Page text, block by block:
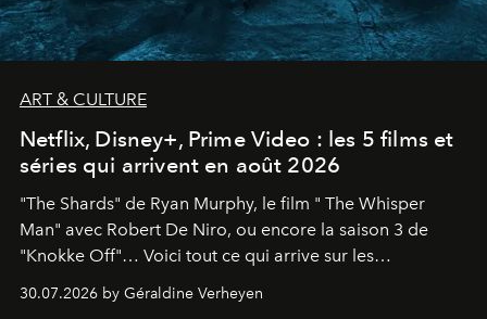
ART & CULTURE
Netflix, Disney+, Prime Video : les 5 films et
séries qui arrivent en août 2026
"The Shards" de Ryan Murphy, le film " The Whisper
Man" avec Robert De Niro, ou encore la saison 3 de
"Knokke Off"… Voici tout ce qui arrive sur les
30.07.2026 by Géraldine Verheyen